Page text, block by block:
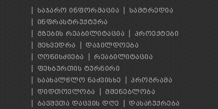
ᲡᲐᲯᲐᲠᲝ ᲘᲜᲤᲝᲠᲛᲐᲪᲘᲐ
ᲡᲐᲛᲢᲠᲔᲓᲘᲐ
ᲘᲜᲤᲠᲐᲡᲢᲠᲣᲥᲢᲣᲠᲐ
ᲒᲖᲔᲑᲘᲡ ᲠᲔᲐᲑᲘᲚᲘᲢᲐᲪᲘᲐ
ᲞᲠᲝᲔᲥᲢᲔᲑᲘ
ᲨᲔᲮᲕᲔᲓᲠᲐ
ᲓᲐᲯᲘᲚᲓᲝᲔᲑᲐ
ᲦᲝᲜᲘᲡᲫᲘᲔᲑᲐ
ᲠᲔᲐᲑᲘᲚᲘᲢᲐᲪᲘᲐ
ᲤᲔᲮᲑᲣᲠᲗᲘᲡ ᲢᲣᲠᲜᲘᲠᲘ
ᲡᲐᲐᲮᲐᲚᲬᲚᲝ ᲜᲐᲫᲕᲘᲡᲮᲔ
ᲞᲠᲝᲒᲠᲐᲛᲐ
ᲓᲘᲓᲗᲝᲕᲚᲝᲑᲐ
ᲛᲨᲔᲜᲔᲑᲚᲝᲑᲐ
ᲑᲐᲕᲨᲕᲗᲐ ᲓᲐᲪᲕᲘᲡ ᲓᲦᲔ
ᲓᲐᲡᲐᲩᲣᲥᲠᲔᲑᲐ